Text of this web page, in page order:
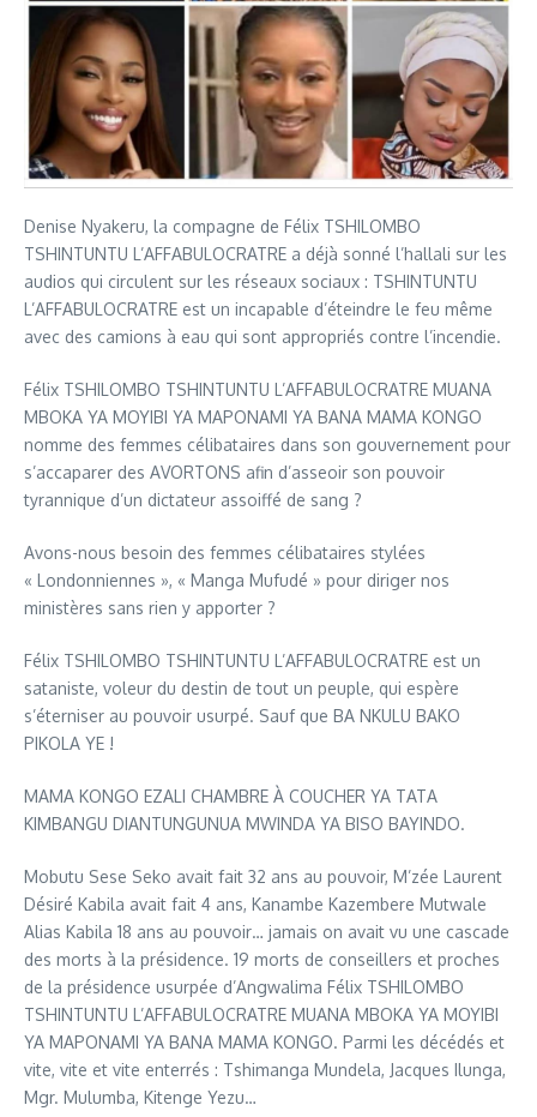
Denise Nyakeru, la compagne de Félix TSHILOMBO
TSHINTUNTU L’AFFABULOCRATRE a déjà sonné l’hallali sur les
audios qui circulent sur les réseaux sociaux : TSHINTUNTU
L’AFFABULOCRATRE est un incapable d’éteindre le feu même
avec des camions à eau qui sont appropriés contre l’incendie.
Félix TSHILOMBO TSHINTUNTU L’AFFABULOCRATRE MUANA
MBOKA YA MOYIBI YA MAPONAMI YA BANA MAMA KONGO
nomme des femmes célibataires dans son gouvernement pour
s’accaparer des AVORTONS afin d’asseoir son pouvoir
tyrannique d’un dictateur assoiffé de sang ?
Avons-nous besoin des femmes célibataires stylées
« Londonniennes », « Manga Mufudé » pour diriger nos
ministères sans rien y apporter ?
Félix TSHILOMBO TSHINTUNTU L’AFFABULOCRATRE est un
sataniste, voleur du destin de tout un peuple, qui espère
s’éterniser au pouvoir usurpé. Sauf que BA NKULU BAKO
PIKOLA YE !
MAMA KONGO EZALI CHAMBRE À COUCHER YA TATA
KIMBANGU DIANTUNGUNUA MWINDA YA BISO BAYINDO.
Mobutu Sese Seko avait fait 32 ans au pouvoir, M’zée Laurent
Désiré Kabila avait fait 4 ans, Kanambe Kazembere Mutwale
Alias Kabila 18 ans au pouvoir… jamais on avait vu une cascade
des morts à la présidence. 19 morts de conseillers et proches
de la présidence usurpée d’Angwalima Félix TSHILOMBO
TSHINTUNTU L’AFFABULOCRATRE MUANA MBOKA YA MOYIBI
YA MAPONAMI YA BANA MAMA KONGO. Parmi les décédés et
vite, vite et vite enterrés : Tshimanga Mundela, Jacques Ilunga,
Mgr. Mulumba, Kitenge Yezu…